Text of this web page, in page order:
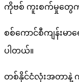
ကိုဗစ် ကူးစက်မှုတွေက
စစ်ကောင်စီကျန်းမ
ပါတယ်။
တစ်နိုင်ငံလုံးအတာနဲ့